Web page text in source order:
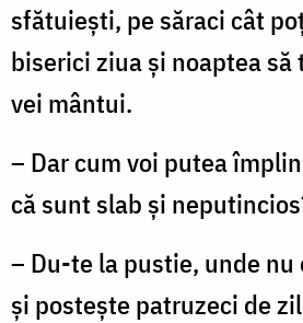
sfătuieşti, pe săraci cât
biserici ziua şi noaptea să
vei mântui.
– Dar cum voi putea
că sunt slab şi
– Du-te la pustie, unde nu
şi posteşte patruzeci de